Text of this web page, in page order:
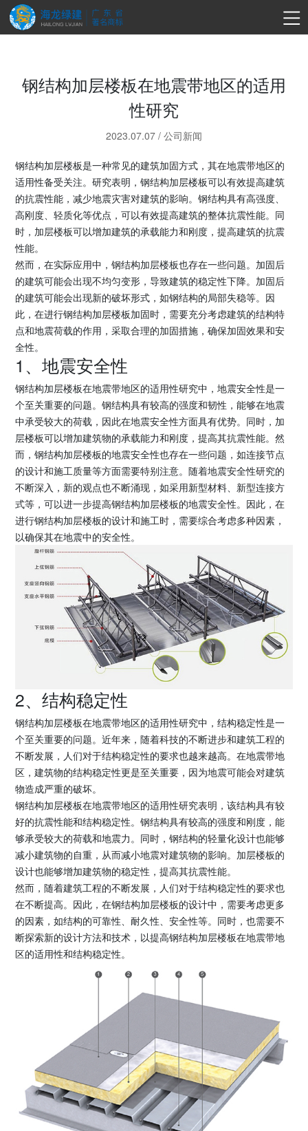
钢结构加层楼板在地震带地区的适用
性研究
2023.07.07 / 公司新闻
钢结构加层楼板是一种常见的建筑加固方式，其在地震带地区的
适用性备受关注。研究表明，钢结构加层楼板可以有效提高建筑
的抗震性能，减少地震灾害对建筑的影响。钢结构具有高强度、
高刚度、轻质化等优点，可以有效提高建筑的整体抗震性能。同
时，加层楼板可以增加建筑的承载能力和刚度，提高建筑的抗震
性能。
然而，在实际应用中，钢结构加层楼板也存在一些问题。加固后
的建筑可能会出现不均匀变形，导致建筑的稳定性下降。加固后
的建筑可能会出现新的破坏形式，如钢结构的局部失稳等。因
此，在进行钢结构加层楼板加固时，需要充分考虑建筑的结构特
点和地震荷载的作用，采取合理的加固措施，确保加固效果和安
全性。
1、地震安全性
钢结构加层楼板在地震带地区的适用性研究中，地震安全性是一
个至关重要的问题。钢结构具有较高的强度和韧性，能够在地震
中承受较大的荷载，因此在地震安全性方面具有优势。同时，加
层楼板可以增加建筑物的承载能力和刚度，提高其抗震性能。然
而，钢结构加层楼板的地震安全性也存在一些问题，如连接节点
的设计和施工质量等方面需要特别注意。随着地震安全性研究的
不断深入，新的观点也不断涌现，如采用新型材料、新型连接方
式等，可以进一步提高钢结构加层楼板的地震安全性。因此，在
进行钢结构加层楼板的设计和施工时，需要综合考虑多种因素，
以确保其在地震中的安全性。
2、结构稳定性
钢结构加层楼板在地震带地区的适用性研究中，结构稳定性是一
个至关重要的问题。近年来，随着科技的不断进步和建筑工程的
不断发展，人们对于结构稳定性的要求也越来越高。在地震带地
区，建筑物的结构稳定性更是至关重要，因为地震可能会对建筑
物造成严重的破坏。
钢结构加层楼板在地震带地区的适用性研究表明，该结构具有较
好的抗震性能和结构稳定性。钢结构具有较高的强度和刚度，能
够承受较大的荷载和地震力。同时，钢结构的轻量化设计也能够
减小建筑物的自重，从而减小地震对建筑物的影响。加层楼板的
设计也能够增加建筑物的稳定性，提高其抗震性能。
然而，随着建筑工程的不断发展，人们对于结构稳定性的要求也
在不断提高。因此，在钢结构加层楼板的设计中，需要考虑更多
的因素，如结构的可靠性、耐久性、安全性等。同时，也需要不
断探索新的设计方法和技术，以提高钢结构加层楼板在地震带地
区的适用性和结构稳定性。